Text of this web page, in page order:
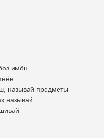
имён
называй предметы
называй